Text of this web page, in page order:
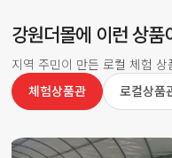
강원더몰에 이런 상품
지역 주민이 만든 로컬 체험
체험상품관
로컬상품